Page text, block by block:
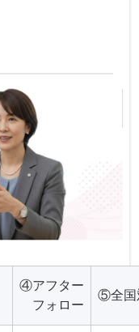
④アフター
フォロー
⑤全国